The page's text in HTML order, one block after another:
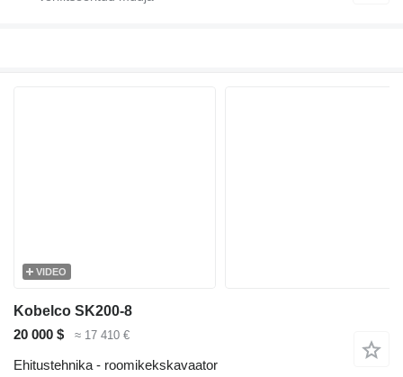
VIDEO
Kobelco SK200-8
20 000 $
≈ 17 410 €
Ehitustehnika - roomikekskavaator